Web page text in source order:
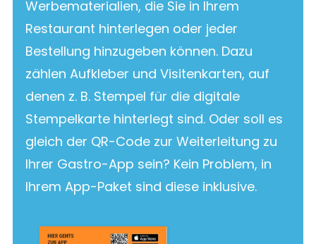
Werbematerialien, die Sie in Ihrem
Restaurant hinterlegen oder jeder
Bestellung hinzugeben können. Dazu
zählen Aufkleber und Visitenkarten, auf
denen z. B. Stempel für die digitale
Stempelkarte hinterlegt sind. Oder soll es
gleich der QR-Code zur Weiterleitung zu
Ihrer Gastro-App sein? Kein Problem, in
Ihrem App-Paket sind diese inklusive.